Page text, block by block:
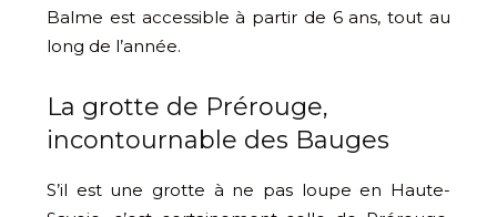
Balme est accessible à partir de 6 ans, tout au
long de l’année.
La grotte de Prérouge,
incontournable des Bauges
S’il est une grotte à ne pas loupe en Haute-